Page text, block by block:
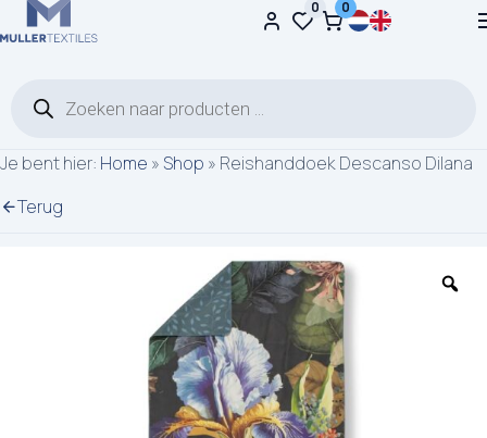
Ga naar de inhoud 0 0
Je bent hier: Home » Shop » Reishanddoek Descanso Dilana
Terug